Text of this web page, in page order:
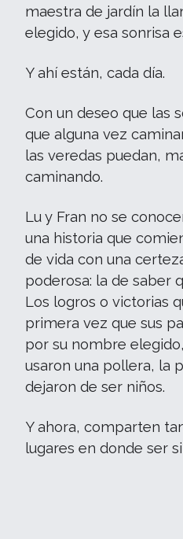
maestra de jardín la
elegido, y esa sonrisa
Y ahí están, cada día.
Con un deseo que las
que alguna vez
las veredas puedan,
caminando.
Lu y Fran no se
una historia que
de vida con una
poderosa: la de saber
Los logros o victorias
primera vez que sus
por su nombre
usaron una pollera, la
dejaron de ser niños.
Y ahora, comparten
lugares en donde ser